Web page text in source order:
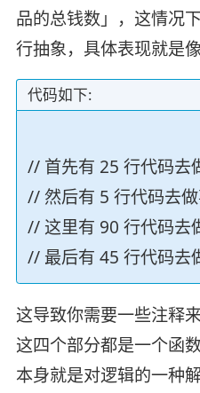
品的总钱数」，这情况
行抽象，具体表现就是像
代码如下:
// 首先有 25 行代码去
// 然后有 5 行代码去
// 这里有 90 行代码去
// 最后有 45 行代码去
这导致你需要一些注释
这四个部分都是一个函
本身就是对逻辑的一种